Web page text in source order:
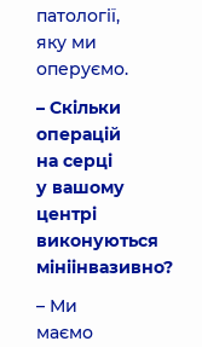
патології,
яку ми
оперуємо.
– Скільки
операцій
на серці
у вашому
центрі
виконуються
мініінвазивно?
– Ми
маємо